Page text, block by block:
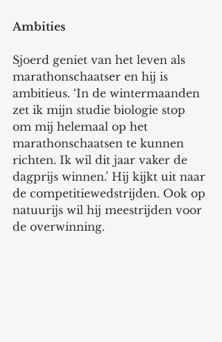
Ambities
Sjoerd geniet van het leven als
marathonschaatser en hij is
ambitieus. ‘In de wintermaanden
zet ik mijn studie biologie stop
om mij helemaal op het
marathonschaatsen te kunnen
richten. Ik wil dit jaar vaker de
dagprijs winnen.’ Hij kijkt uit naar
de competitiewedstrijden. Ook op
natuurijs wil hij meestrijden voor
de overwinning.